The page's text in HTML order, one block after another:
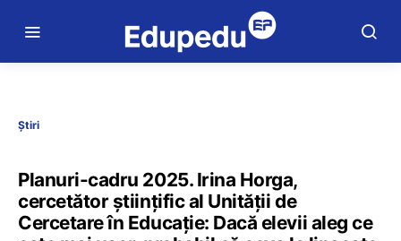
Știri
Planuri-cadru 2025. Irina Horga,
cercetător științific al Unității de
Cercetare în Educație: Dacă elevii aleg ce